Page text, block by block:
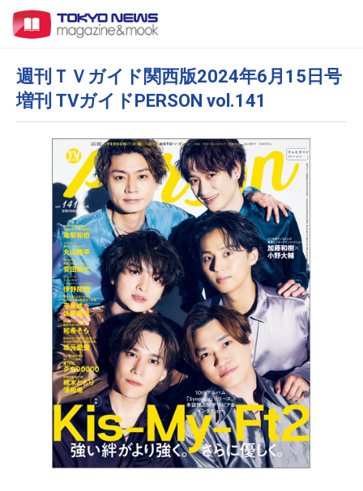
週刊ＴＶガイド関西版2024年6月15日号
増刊 TVガイドPERSON vol.141